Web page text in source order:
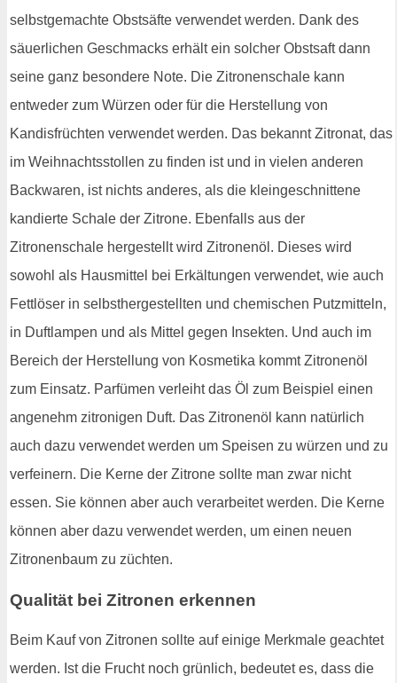
selbstgemachte Obstsäfte verwendet werden. Dank des
säuerlichen Geschmacks erhält ein solcher Obstsaft dann
seine ganz besondere Note. Die Zitronenschale kann
entweder zum Würzen oder für die Herstellung von
Kandisfrüchten verwendet werden. Das bekannt Zitronat, das
im Weihnachtsstollen zu finden ist und in vielen anderen
Backwaren, ist nichts anderes, als die kleingeschnittene
kandierte Schale der Zitrone. Ebenfalls aus der
Zitronenschale hergestellt wird Zitronenöl. Dieses wird
sowohl als Hausmittel bei Erkältungen verwendet, wie auch
Fettlöser in selbsthergestellten und chemischen Putzmitteln,
in Duftlampen und als Mittel gegen Insekten. Und auch im
Bereich der Herstellung von Kosmetika kommt Zitronenöl
zum Einsatz. Parfümen verleiht das Öl zum Beispiel einen
angenehm zitronigen Duft. Das Zitronenöl kann natürlich
auch dazu verwendet werden um Speisen zu würzen und zu
verfeinern. Die Kerne der Zitrone sollte man zwar nicht
essen. Sie können aber auch verarbeitet werden. Die Kerne
können aber dazu verwendet werden, um einen neuen
Zitronenbaum zu züchten.
Qualität bei Zitronen erkennen
Beim Kauf von Zitronen sollte auf einige Merkmale geachtet
werden. Ist die Frucht noch grünlich, bedeutet es, dass die